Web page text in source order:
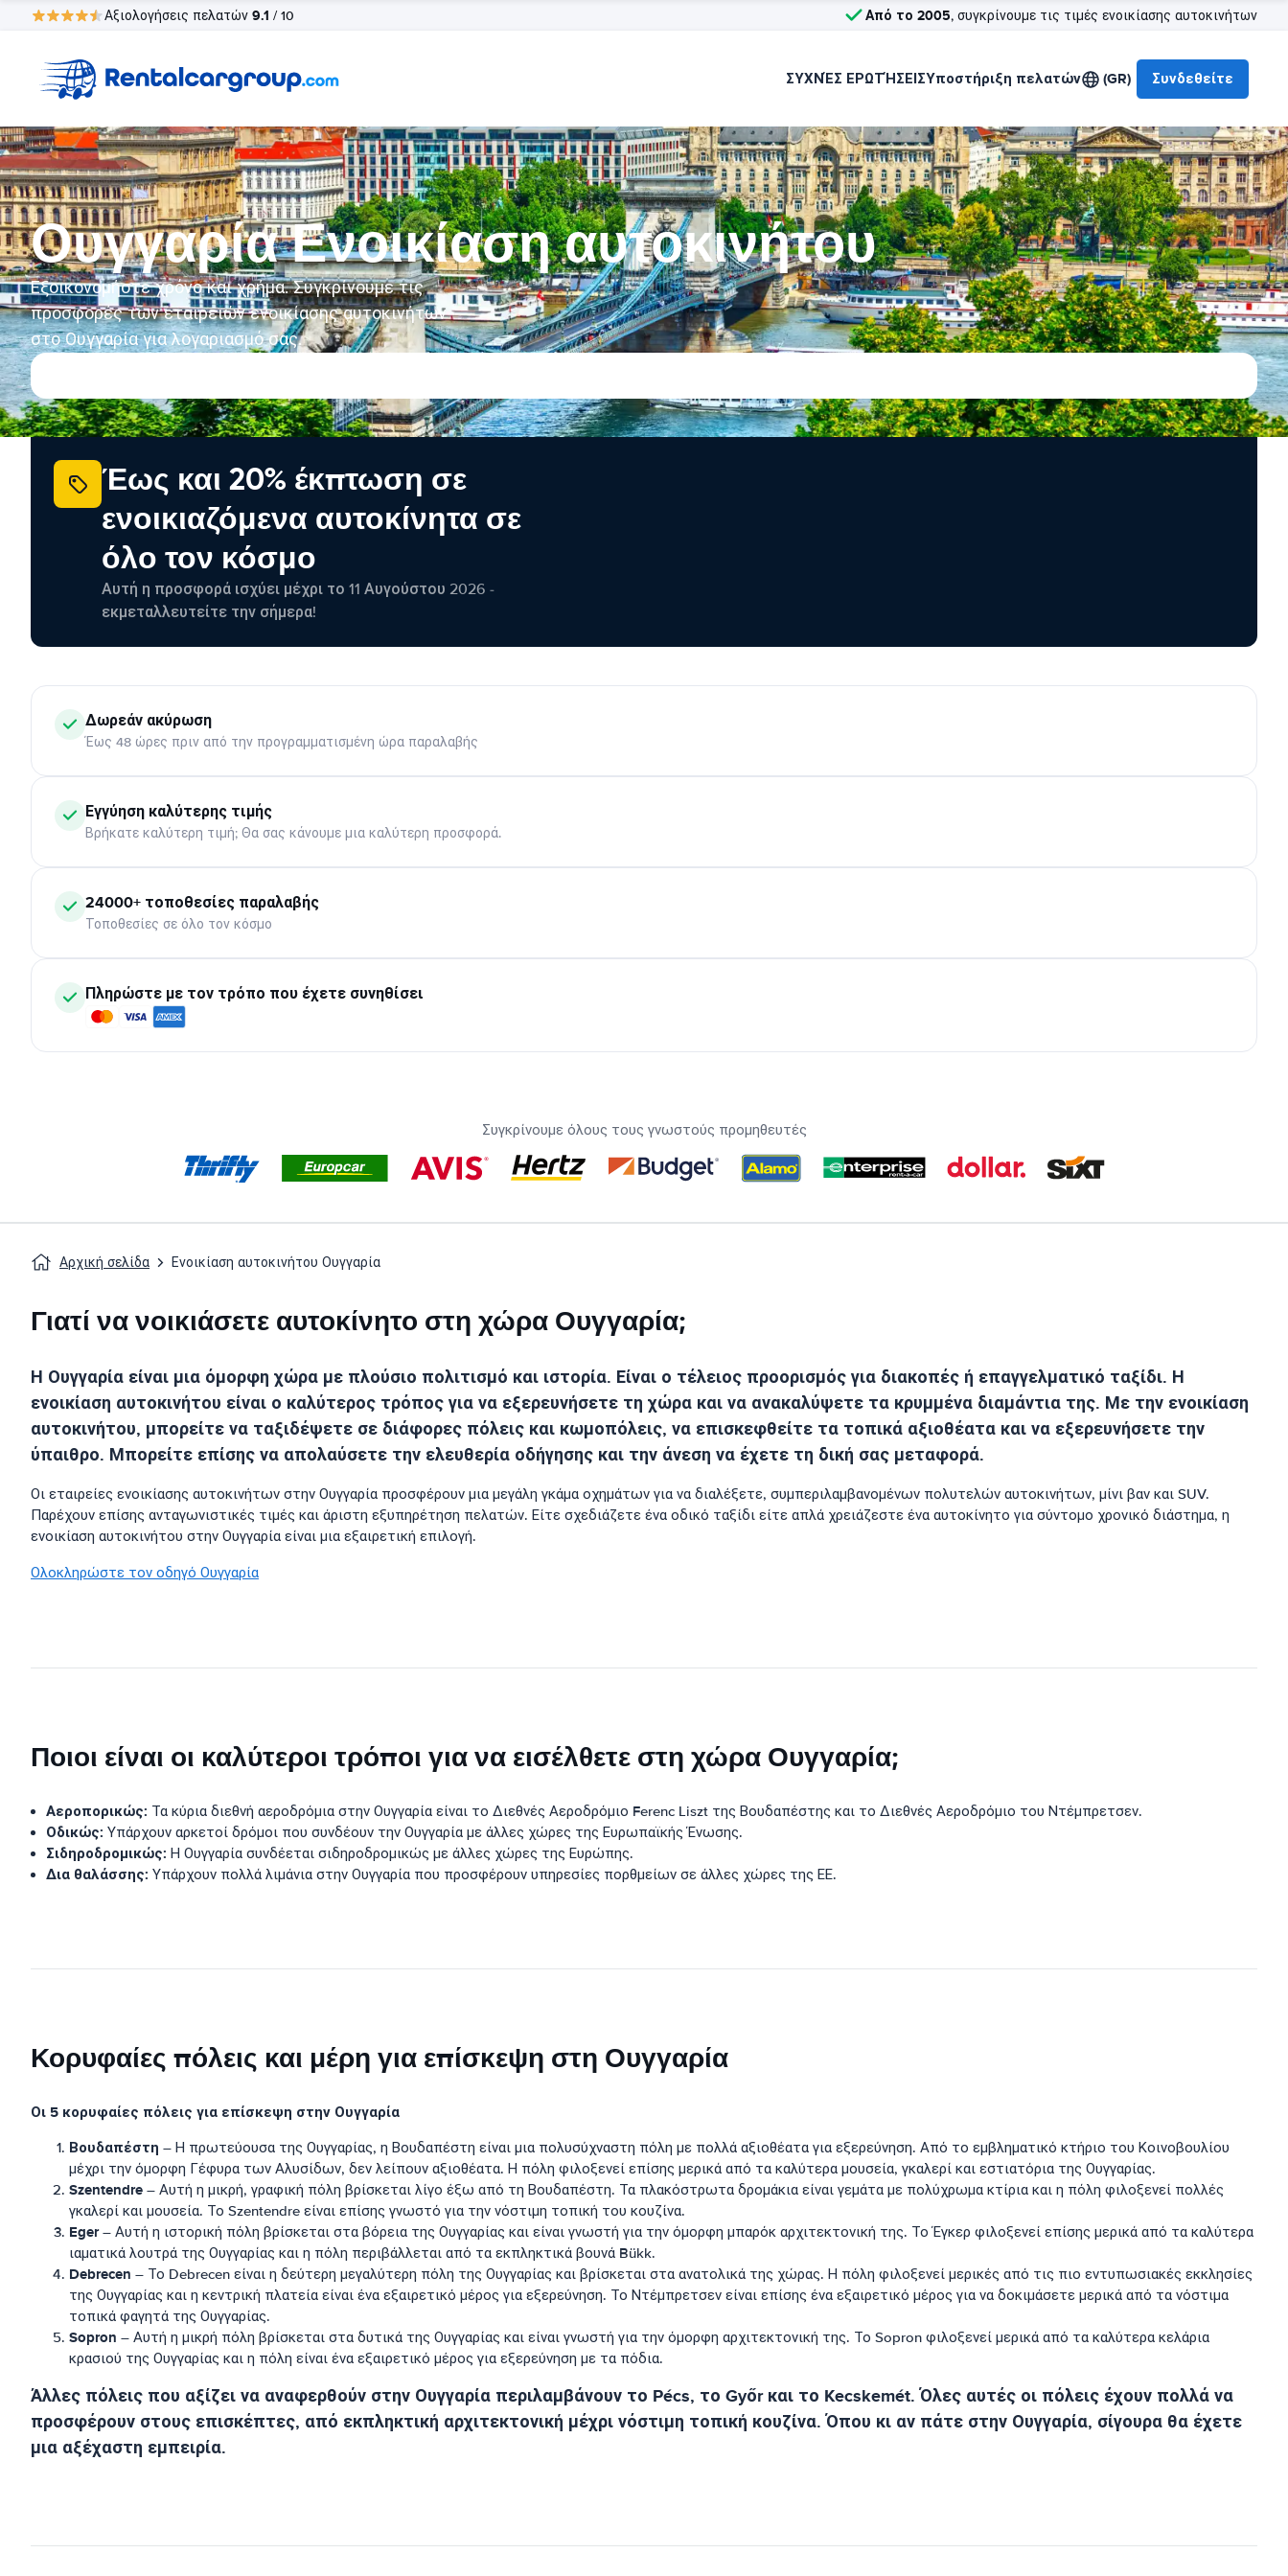
Αξιολογήσεις πελατών 9.1 / 10 Από το 2005, συγκρίνουμε τις τιμές ενοικίασης αυτοκινήτων
ΣΥΧΝΈΣ ΕΡΩΤΉΣΕΙΣΥποστήριξη πελατών (GR) Συνδεθείτε
Ουγγαρία Ενοικίαση αυτοκινήτου
Εξοικονομήστε χρόνο και χρήμα. Συγκρίνουμε τις
προσφορές των εταιρειών ενοικίασης αυτοκινήτων
στο Ουγγαρία για λογαριασμό σας.
Έως και 20% έκπτωση σε
ενοικιαζόμενα αυτοκίνητα σε
όλο τον κόσμο
Αυτή η προσφορά ισχύει μέχρι το 11 Αυγούστου 2026 -
εκμεταλλευτείτε την σήμερα!
Δωρεάν ακύρωση
Έως 48 ώρες πριν από την προγραμματισμένη ώρα παραλαβής
Εγγύηση καλύτερης τιμής
Βρήκατε καλύτερη τιμή; Θα σας κάνουμε μια καλύτερη προσφορά.
24000+ τοποθεσίες παραλαβής
Τοποθεσίες σε όλο τον κόσμο
Πληρώστε με τον τρόπο που έχετε συνηθίσει
Συγκρίνουμε όλους τους γνωστούς προμηθευτές
Αρχική σελίδα Ενοικίαση αυτοκινήτου Ουγγαρία
Γιατί να νοικιάσετε αυτοκίνητο στη χώρα Ουγγαρία;
Η Ουγγαρία είναι μια όμορφη χώρα με πλούσιο πολιτισμό και ιστορία. Είναι ο τέλειος προορισμός για διακοπές ή επαγγελματικό ταξίδι. Η
ενοικίαση αυτοκινήτου είναι ο καλύτερος τρόπος για να εξερευνήσετε τη χώρα και να ανακαλύψετε τα κρυμμένα διαμάντια της. Με την ενοικίαση
αυτοκινήτου, μπορείτε να ταξιδέψετε σε διάφορες πόλεις και κωμοπόλεις, να επισκεφθείτε τα τοπικά αξιοθέατα και να εξερευνήσετε την
ύπαιθρο. Μπορείτε επίσης να απολαύσετε την ελευθερία οδήγησης και την άνεση να έχετε τη δική σας μεταφορά.
Οι εταιρείες ενοικίασης αυτοκινήτων στην Ουγγαρία προσφέρουν μια μεγάλη γκάμα οχημάτων για να διαλέξετε, συμπεριλαμβανομένων πολυτελών αυτοκινήτων, μίνι βαν και SUV.
Παρέχουν επίσης ανταγωνιστικές τιμές και άριστη εξυπηρέτηση πελατών. Είτε σχεδιάζετε ένα οδικό ταξίδι είτε απλά χρειάζεστε ένα αυτοκίνητο για σύντομο χρονικό διάστημα, η
ενοικίαση αυτοκινήτου στην Ουγγαρία είναι μια εξαιρετική επιλογή.
Ολοκληρώστε τον οδηγό Ουγγαρία
Ποιοι είναι οι καλύτεροι τρόποι για να εισέλθετε στη χώρα Ουγγαρία;
Αεροπορικώς: Τα κύρια διεθνή αεροδρόμια στην Ουγγαρία είναι το Διεθνές Αεροδρόμιο Ferenc Liszt της Βουδαπέστης και το Διεθνές Αεροδρόμιο του Ντέμπρετσεν.
Οδικώς: Υπάρχουν αρκετοί δρόμοι που συνδέουν την Ουγγαρία με άλλες χώρες της Ευρωπαϊκής Ένωσης.
Σιδηροδρομικώς: Η Ουγγαρία συνδέεται σιδηροδρομικώς με άλλες χώρες της Ευρώπης.
Δια θαλάσσης: Υπάρχουν πολλά λιμάνια στην Ουγγαρία που προσφέρουν υπηρεσίες πορθμείων σε άλλες χώρες της ΕΕ.
Κορυφαίες πόλεις και μέρη για επίσκεψη στη Ουγγαρία
Οι 5 κορυφαίες πόλεις για επίσκεψη στην Ουγγαρία
Βουδαπέστη – Η πρωτεύουσα της Ουγγαρίας, η Βουδαπέστη είναι μια πολυσύχναστη πόλη με πολλά αξιοθέατα για εξερεύνηση. Από το εμβληματικό κτήριο του Κοινοβουλίου
μέχρι την όμορφη Γέφυρα των Αλυσίδων, δεν λείπουν αξιοθέατα. Η πόλη φιλοξενεί επίσης μερικά από τα καλύτερα μουσεία, γκαλερί και εστιατόρια της Ουγγαρίας.
Szentendre – Αυτή η μικρή, γραφική πόλη βρίσκεται λίγο έξω από τη Βουδαπέστη. Τα πλακόστρωτα δρομάκια είναι γεμάτα με πολύχρωμα κτίρια και η πόλη φιλοξενεί πολλές
γκαλερί και μουσεία. Το Szentendre είναι επίσης γνωστό για την νόστιμη τοπική του κουζίνα.
Eger– Αυτή η ιστορική πόλη βρίσκεται στα βόρεια της Ουγγαρίας και είναι γνωστή για την όμορφη μπαρόκ αρχιτεκτονική της. Το Έγκερ φιλοξενεί επίσης μερικά από τα καλύτερα
ιαματικά λουτρά της Ουγγαρίας και η πόλη περιβάλλεται από τα εκπληκτικά βουνά Bükk.
Debrecen – Το Debrecen είναι η δεύτερη μεγαλύτερη πόλη της Ουγγαρίας και βρίσκεται στα ανατολικά της χώρας. Η πόλη φιλοξενεί μερικές από τις πιο εντυπωσιακές εκκλησίες
της Ουγγαρίας και η κεντρική πλατεία είναι ένα εξαιρετικό μέρος για εξερεύνηση. Το Ντέμπρετσεν είναι επίσης ένα εξαιρετικό μέρος για να δοκιμάσετε μερικά από τα νόστιμα
τοπικά φαγητά της Ουγγαρίας.
Sopron – Αυτή η μικρή πόλη βρίσκεται στα δυτικά της Ουγγαρίας και είναι γνωστή για την όμορφη αρχιτεκτονική της. Το Sopron φιλοξενεί μερικά από τα καλύτερα κελάρια
κρασιού της Ουγγαρίας και η πόλη είναι ένα εξαιρετικό μέρος για εξερεύνηση με τα πόδια.
Άλλες πόλεις που αξίζει να αναφερθούν στην Ουγγαρία περιλαμβάνουν το Pécs, το Győr και το Kecskemét. Όλες αυτές οι πόλεις έχουν πολλά να
προσφέρουν στους επισκέπτες, από εκπληκτική αρχιτεκτονική μέχρι νόστιμη τοπική κουζίνα. Όπου κι αν πάτε στην Ουγγαρία, σίγουρα θα έχετε
μια αξέχαστη εμπειρία.